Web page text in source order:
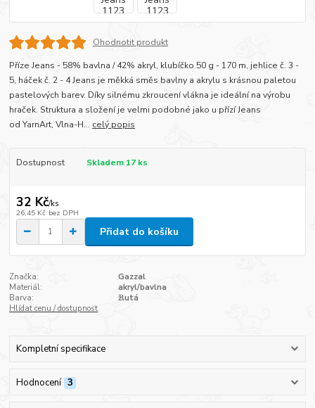
Ohodnotit produkt
Příze Jeans - 58% bavlna / 42% akryl, klubíčko 50 g - 170 m, jehlice č. 3 -
5, háček č. 2 - 4 Jeans je měkká směs bavlny a akrylu s krásnou paletou
pastelových barev. Díky silnému zkroucení vlákna je ideální na výrobu
hraček. Struktura a složení je velmi podobné jako u přízí Jeans
od YarnArt, Vlna-H... celý popis
Dostupnost Skladem 17 ks
32 Kč/ks
26,45 Kč bez DPH
Přidat do košíku
Značka:
Gazzal
Materiál:
akryl/bavlna
Barva:
žlutá
Hlídat cenu / dostupnost
Kompletní specifikace
Hodnocení 3